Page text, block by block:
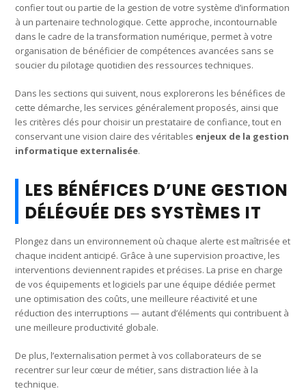
confier tout ou partie de la gestion de votre système d’information
à un partenaire technologique. Cette approche, incontournable
dans le cadre de la transformation numérique, permet à votre
organisation de bénéficier de compétences avancées sans se
soucier du pilotage quotidien des ressources techniques.
Dans les sections qui suivent, nous explorerons les bénéfices de
cette démarche, les services généralement proposés, ainsi que
les critères clés pour choisir un prestataire de confiance, tout en
conservant une vision claire des véritables enjeux de la gestion
informatique externalisée.
LES BÉNÉFICES D’UNE GESTION
DÉLÉGUÉE DES SYSTÈMES IT
Plongez dans un environnement où chaque alerte est maîtrisée et
chaque incident anticipé. Grâce à une supervision proactive, les
interventions deviennent rapides et précises. La prise en charge
de vos équipements et logiciels par une équipe dédiée permet
une optimisation des coûts, une meilleure réactivité et une
réduction des interruptions — autant d’éléments qui contribuent à
une meilleure productivité globale.
De plus, l’externalisation permet à vos collaborateurs de se
recentrer sur leur cœur de métier, sans distraction liée à la
technique.